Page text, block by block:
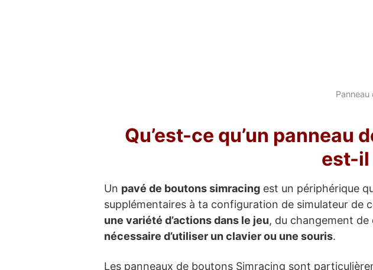
Qu’est-ce qu’un
est-il
Un pavé de boutons simracing est un périphérique
supplémentaires à ta configuration de simulateur de
une variété d’actions dans le jeu, du changement de
nécessaire d’utiliser un clavier ou une souris.
Les panneaux de boutons Simracing sont